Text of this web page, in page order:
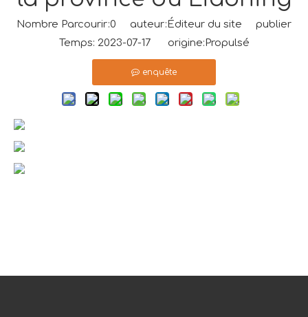
Nombre Parcourir:0 auteur:Éditeur du site publier
Temps: 2023-07-17 origine:Propulsé
enquête